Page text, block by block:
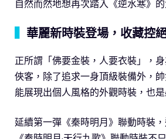
自然而然地想再次踏入《逆水寒》的
華麗新時裝登場，收藏控
正所謂「佛要金裝，人要衣裝」，
俠客，除了追求一身頂級裝備外，
能展現出個人風格的外觀時裝，也
延續第一彈《秦時明月》聯動時裝